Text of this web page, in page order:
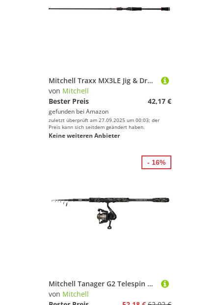
Mitchell Traxx MX3LE Jig & Dropshot Rod Schwarz 2,29 m
von Mitchell
Bester Preis
42,17 €
gefunden bei Amazon
zuletzt überprüft am 27.09.2025 um 00:03; der
Preis kann sich seitdem geändert haben.
Keine weiteren Anbieter
Mitchell Tanager G2 Telespin Combo | Tragbares Teleskop-Spinnruten- und -Rollenset für das Süßwasserangeln | Leichtgängige | Anfänger und Fortgeschrittene | Schwarz, 2,10m mäßige Rute, 1000er-Rolle
von Mitchell
- 16%